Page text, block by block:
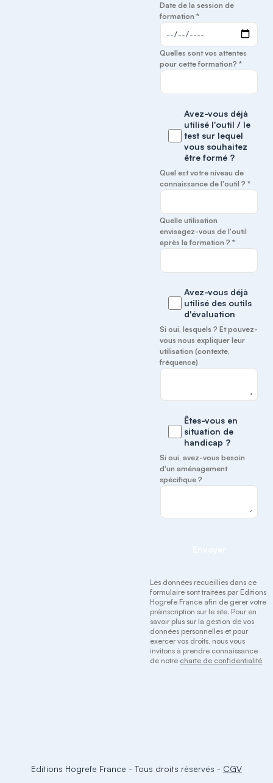
Date de la session de
formation *
Quelles sont vos attentes
pour cette formation? *
Avez-vous déjà
utilisé l'outil / le
test sur lequel
vous souhaitez
être formé ?
Quel est votre niveau de
connaissance de l'outil ? *
Quelle utilisation
envisagez-vous de l'outil
après la formation ? *
Avez-vous déjà
utilisé des outils
d'évaluation
Si oui, lesquels ? Et pouvez-
vous nous expliquer leur
utilisation (contexte,
fréquence)
Êtes-vous en
situation de
handicap ?
Si oui, avez-vous besoin
d'un aménagement
spécifique ?
Les données recueillies dans ce
formulaire sont traitées par Editions
Hogrefe France afin de gérer votre
préinscription sur le site. Pour en
savoir plus sur la gestion de vos
données personnelles et pour
exercer vos droits, nous vous
invitons à prendre connaissance
de notre charte de confidentialité
Editions Hogrefe France - Tous droits réservés - CGV